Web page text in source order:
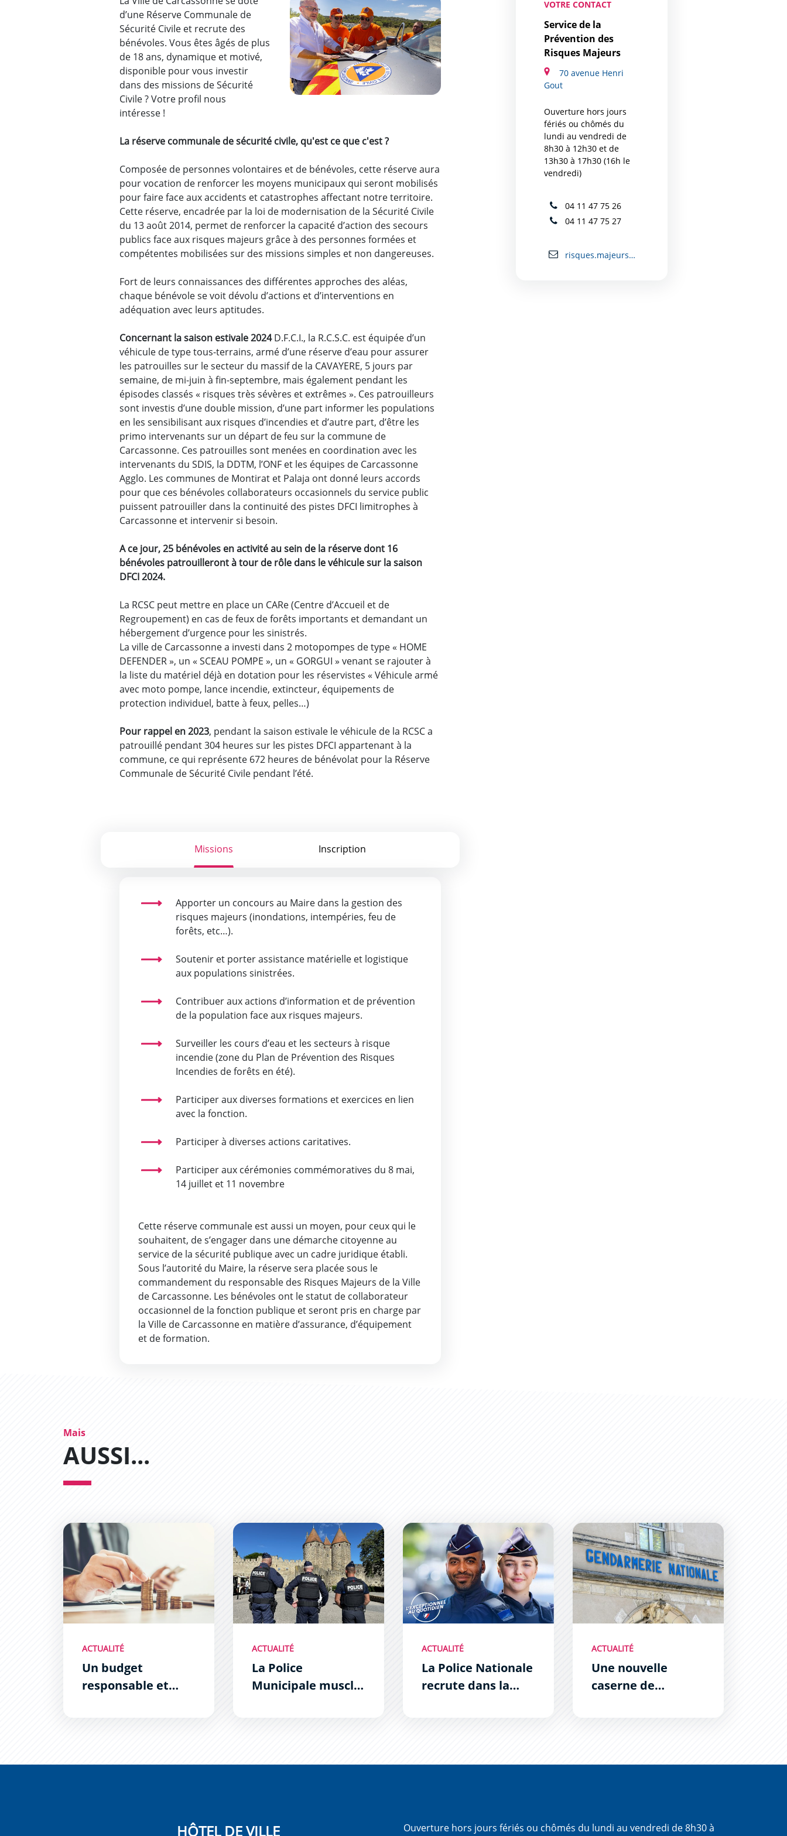
d’une Réserve Communale de
Sécurité Civile et recrute des
bénévoles. Vous êtes âgés de plus
de 18 ans, dynamique et motivé,
disponible pour vous investir
dans des missions de Sécurité
Civile ? Votre profil nous
intéresse !
La réserve communale de sécurité civile, qu'est ce que c'est ?
Composée de personnes volontaires et de bénévoles, cette réserve aura
pour vocation de renforcer les moyens municipaux qui seront mobilisés
pour faire face aux accidents et catastrophes affectant notre territoire.
Cette réserve, encadrée par la loi de modernisation de la Sécurité Civile
du 13 août 2014, permet de renforcer la capacité d’action des secours
publics face aux risques majeurs grâce à des personnes formées et
compétentes mobilisées sur des missions simples et non dangereuses.
Fort de leurs connaissances des différentes approches des aléas,
chaque bénévole se voit dévolu d’actions et d’interventions en
adéquation avec leurs aptitudes.
Concernant la saison estivale 2024D.F.C.I., la R.C.S.C. est équipée d’un
véhicule de type tous-terrains, armé d’une réserve d’eau pour assurer
les patrouilles sur le secteur du massif de la CAVAYERE, 5 jours par
semaine, de mi-juin à fin-septembre, mais également pendant les
épisodes classés « risques très sévères et extrêmes ». Ces patrouilleurs
sont investis d’une double mission, d’une part informer les populations
en les sensibilisant aux risques d’incendies et d’autre part, d’être les
primo intervenants sur un départ de feu sur la commune de
Carcassonne. Ces patrouilles sont menées en coordination avec les
intervenants du SDIS, la DDTM, l’ONF et les équipes de Carcassonne
Agglo. Les communes de Montirat et Palaja ont donné leurs accords
pour que ces bénévoles collaborateurs occasionnels du service public
puissent patrouiller dans la continuité des pistes DFCI limitrophes à
Carcassonne et intervenir si besoin.
A ce jour, 25 bénévoles en activité au sein de la réserve dont 16
bénévoles patrouilleront à tour de rôle dans le véhicule sur la saison
DFCI 2024.
La RCSC peut mettre en place un CARe (Centre d’Accueil et de
Regroupement) en cas de feux de forêts importants et demandant un
hébergement d’urgence pour les sinistrés.
La ville de Carcassonne a investi dans 2 motopompes de type « HOME
DEFENDER », un « SCEAU POMPE », un « GORGUI » venant se rajouter à
la liste du matériel déjà en dotation pour les réservistes « Véhicule armé
avec moto pompe, lance incendie, extincteur, équipements de
protection individuel, batte à feux, pelles…)
Pour rappel en 2023, pendant la saison estivale le véhicule de la RCSC a
patrouillé pendant 304 heures sur les pistes DFCI appartenant à la
commune, ce qui représente 672 heures de bénévolat pour la Réserve
Communale de Sécurité Civile pendant l’été.
Missions Inscription
Apporter un concours au Maire dans la gestion des
risques majeurs (inondations, intempéries, feu de
forêts, etc…).
Soutenir et porter assistance matérielle et logistique
aux populations sinistrées.
Contribuer aux actions d’information et de prévention
de la population face aux risques majeurs.
Surveiller les cours d’eau et les secteurs à risque
incendie (zone du Plan de Prévention des Risques
Incendies de forêts en été).
Participer aux diverses formations et exercices en lien
avec la fonction.
Participer à diverses actions caritatives.
Participer aux cérémonies commémoratives du 8 mai,
14 juillet et 11 novembre
Cette réserve communale est aussi un moyen, pour ceux qui le
souhaitent, de s’engager dans une démarche citoyenne au
service de la sécurité publique avec un cadre juridique établi.
Sous l’autorité du Maire, la réserve sera placée sous le
commandement du responsable des Risques Majeurs de la Ville
de Carcassonne. Les bénévoles ont le statut de collaborateur
occasionnel de la fonction publique et seront pris en charge par
la Ville de Carcassonne en matière d’assurance, d’équipement
et de formation.
VOTRE CONTACT
Service de la
Prévention des
Risques Majeurs
70 avenue Henri
Gout
Ouverture hors jours
fériés ou chômés du
lundi au vendredi de
8h30 à 12h30 et de
13h30 à 17h30 (16h le
vendredi)
04 11 47 75 26
04 11 47 75 27
risques.majeurs@mairie-carcassonne.fr
Mais
AUSSI...
Un budget responsable et exigeant pour Carcassonne
ACTUALITÉ
Un budget
responsable et
Carcassonne
La Police Municipale muscle son jeu !
ACTUALITÉ
La Police
Municipale muscle
La Police Nationale recrute dans la Zone Sud
ACTUALITÉ
La Police Nationale
recrute dans la
Une nouvelle caserne de gendarmerie aux
ACTUALITÉ
Une nouvelle
caserne de
Hauts de Grazailles
HÔTEL DE VILLE
Ouverture hors jours fériés ou chômés du lundi au vendredi de 8h30 à